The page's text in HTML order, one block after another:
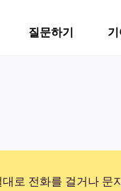
질문하기 기
로 전화를 걸거나 문